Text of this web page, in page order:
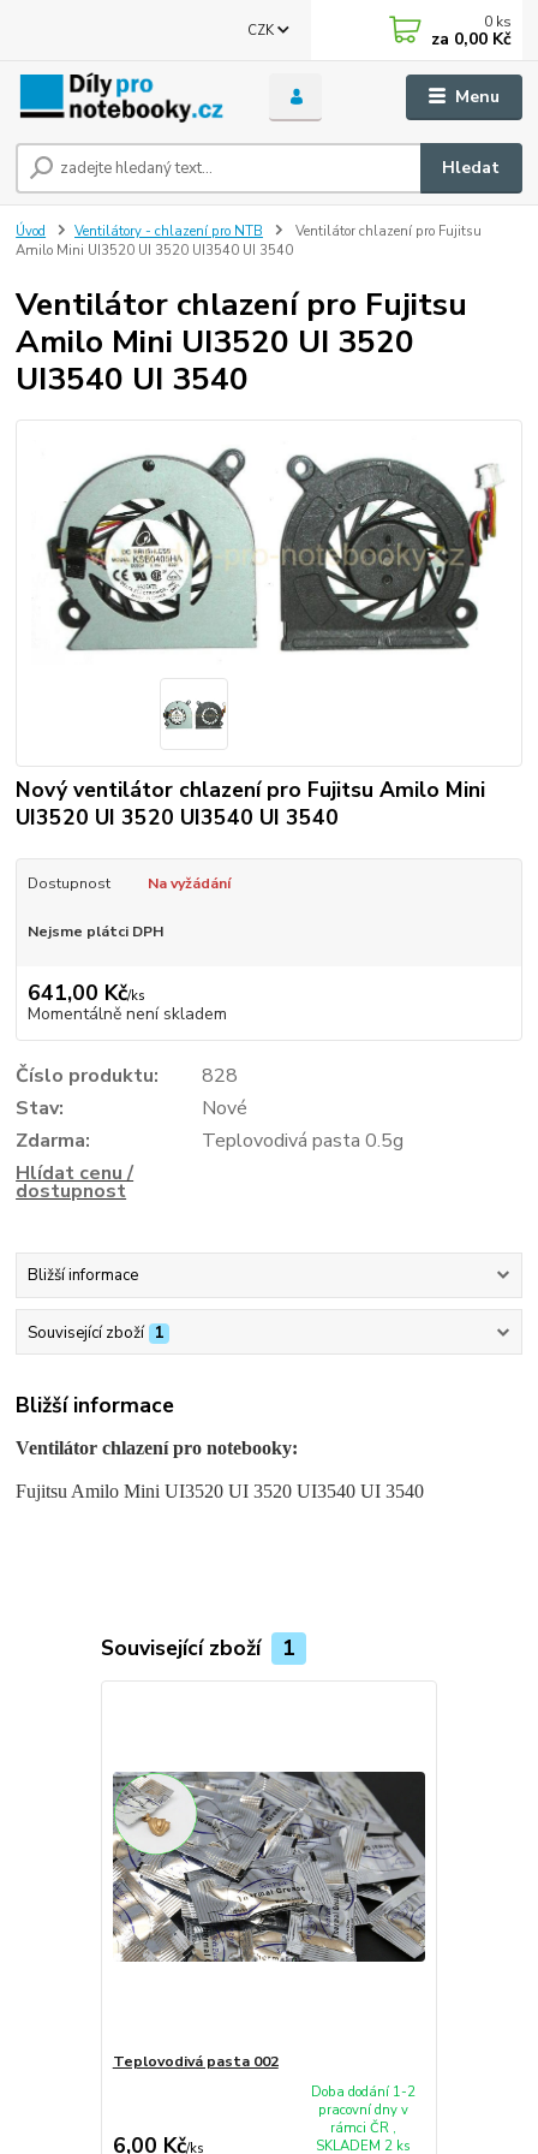
Menu
CZK
Hledat
0 ks
za 0,00 Kč
Úvod Ventilátory - chlazení pro NTB
Ventilátor chlazení pro Fujitsu
Amilo Mini UI3520 UI 3520 UI3540 UI 3540
Ventilátor chlazení pro Fujitsu
Amilo Mini UI3520 UI 3520
UI3540 UI 3540
Nový ventilátor chlazení pro Fujitsu Amilo Mini
UI3520 UI 3520 UI3540 UI 3540
Dostupnost Na vyžádání
Nejsme plátci DPH
641,00 Kč/ks
Momentálně není skladem
Číslo produktu:
828
Stav:
Nové
Zdarma:
Teplovodivá pasta 0.5g
Hlídat cenu /
dostupnost
Bližší informace
Související zboží 1
Bližší informace
Ventilátor chlazení pro notebooky:
Fujitsu Amilo Mini UI3520 UI 3520 UI3540 UI 3540
Související zboží 1
Teplovodivá pasta 002
6,00 Kč/ks
Doba dodání 1-2
pracovní dny v
rámci ČR ,
SKLADEM 2 ks